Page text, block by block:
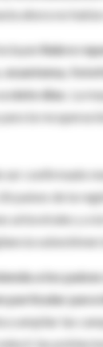
ahora no
fiebre
exantema,
siete días.
La
para la
ser confirmado
países de la
arbovirales y a
a los
particular para
a ampliar las
las